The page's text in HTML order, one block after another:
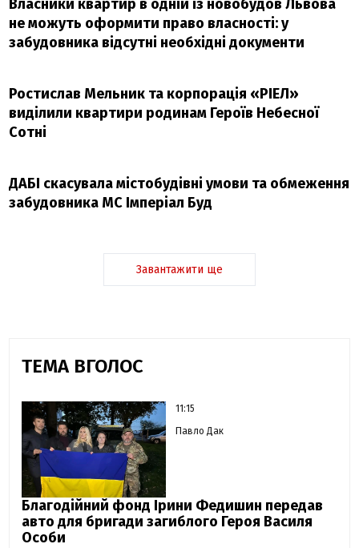
Власники квартир в одній із новобудов Львова
не можуть оформити право власності: у
забудовника відсутні необхідні документи
Ростислав Мельник та корпорація «РІЕЛ»
виділили квартири родинам Героїв Небесної
Сотні
ДАБІ скасувала містобудівні умови та обмеження
забудовника МС Імперіал Буд
Завантажити ще
ТЕМА ВГОЛОС
11:15
Павло Дак
Благодійний фонд Ірини Федишин передав
авто для бригади загиблого Героя Василя
Особи